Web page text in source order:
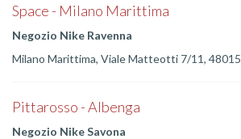
Space - Milano Marittima
Negozio Nike Ravenna
Milano Marittima, Viale Matteotti 7/11, 48015
Pittarosso - Albenga
Negozio Nike Savona